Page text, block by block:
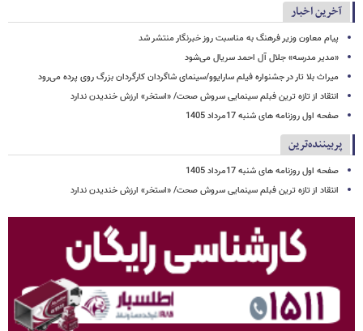
آخرین اخبار
پیام معاون وزیر فرهنگ به مناسبت روز خبرنگار منتشر شد
«مدیر مدرسه» جلال آل احمد سریال می‌شود
میراث بلا تار در جشنواره فیلم سارایوو/سینمای شاگردان کارگردان بزرگ روی پرده می‌رود
انتقاد از تازه ترین فبلم سینمایی سروش صحت/ «استخر» ارزش خندیدن ندارد
صفحه اول روزنامه های شنبه 17مرداد 1405
پربیننده‌ترین
صفحه اول روزنامه های شنبه 17مرداد 1405
انتقاد از تازه ترین فبلم سینمایی سروش صحت/ «استخر» ارزش خندیدن ندارد